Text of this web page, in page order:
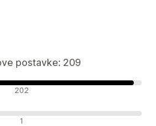
postavke: 209
202
1